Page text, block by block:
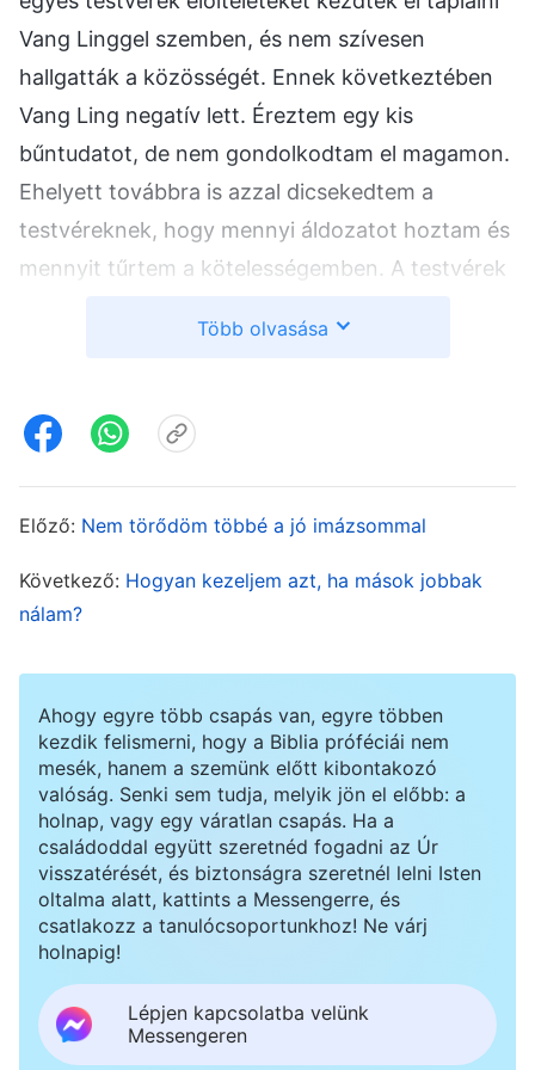
Vang Linggel szemben, és nem szívesen
hallgatták a közösségét. Ennek következtében
Vang Ling negatív lett. Éreztem egy kis
bűntudatot, de nem gondolkodtam el magamon.
Ehelyett továbbra is azzal dicsekedtem a
testvéreknek, hogy mennyi áldozatot hoztam és
mennyit tűrtem a kötelességemben. A testvérek
felvállalom a terhet és a felelősséget, és azt
meglenni nélkülem. Amikor ezt hallottam,
nagyon elégedett voltam magammal. Később
megvilágosítást és megvilágítást Isten szavaiból,
és nem volt mit mondanom az imáimban.
Napjaimat zavarodott és céltalan állapotban
az állapotom nem helyes, ezért Isten elé járultam
imádkozni és keresni, kérve Őt, hogy
világosítson meg és vezessen, hogy
megismerjem önmagam.
Isten szavát olvastam: „Bármilyen kötelességet
is végeznek az antikrisztusok, meg fogják
próbálni magas pozícióba emelni magukat,
elsőbbségi helyzetbe kerülni. Soha nem tudnak
megelégedni a hétköznapi követő helyével. [...]
Több olvasása
Előző: Nem törődöm többé a jó imázsommal
Következő: Hogyan kezeljem azt, ha mások jobbak
nálam?
Ahogy egyre több csapás van, egyre többen
kezdik felismerni, hogy a Biblia próféciái nem
mesék, hanem a szemünk előtt kibontakozó
valóság. Senki sem tudja, melyik jön el előbb: a
holnap, vagy egy váratlan csapás. Ha a
családoddal együtt szeretnéd fogadni az Úr
visszatérését, és biztonságra szeretnél lelni Isten
oltalma alatt, kattints a Messengerre, és
csatlakozz a tanulócsoportunkhoz! Ne várj
holnapig!
Lépjen kapcsolatba velünk
Messengeren